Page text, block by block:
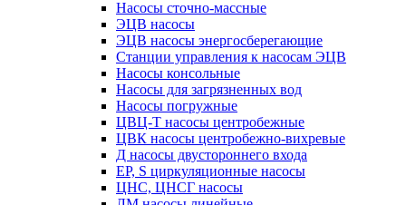
Насосы сточно-массные
ЭЦВ насосы
ЭЦВ насосы энергосберегающие
Станции управления к насосам ЭЦВ
Насосы консольные
Насосы для загрязненных вод
Насосы погружные
ЦВЦ-Т насосы центробежные
ЦВК насосы центробежно-вихревые
Д насосы двустороннего входа
EP, S циркуляционные насосы
ЦНС, ЦНСГ насосы